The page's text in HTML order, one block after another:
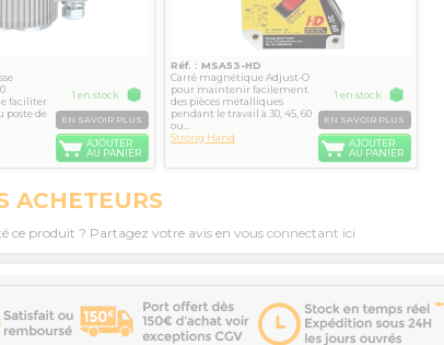
faciliter
poste de
1 en stock
EN SAVOIR PLUS
AJOUTER
AU PANIER
Réf. : MSA53-HD
Carré magnétique Adjust-O
pour maintenir facilement
des pièces métalliques
pendant le travail à 30, 45, 60
ou...
Strong Hand
1 en stock
EN SAVOIR PLUS
AJOUTER
AU PANIER
ACHETEURS
ce produit ? Partagez votre avis en vous connectant ici